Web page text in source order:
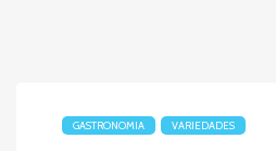
GASTRONOMIA VARIEDADES